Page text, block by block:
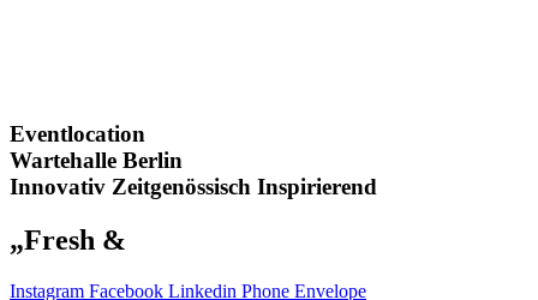
Eventlocation
Wartehalle Berlin
Innovativ Zeitgenössisch Inspirierend
„Fresh &
Instagram Facebook Linkedin Phone Envelope